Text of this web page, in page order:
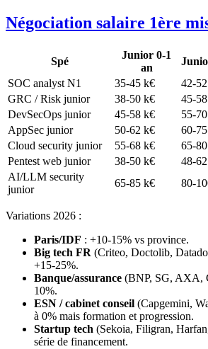
Négociation salaire 1ère
Spé
Junior 0-1
an
SOC analyst N1
35-45 k€ 42-
GRC / Risk junior
38-50 k€ 45-
DevSecOps junior
45-58 k€ 55-
AppSec junior
50-62 k€ 60-
Cloud security junior
55-68 k€ 65-
Pentest web junior
38-50 k€ 48-
AI/LLM security
junior
65-85 k€ 80-
Variations 2026 :
Paris/IDF : +10-15% vs province.
Big tech FR (Criteo, Doctolib,
+15-25%.
Banque/assurance (BNP, SG, AXA,
10%.
ESN / cabinet conseil (Capgemini,
à 0% mais formation et progression.
Startup tech (Sekoia, Filigran,
série de financement.